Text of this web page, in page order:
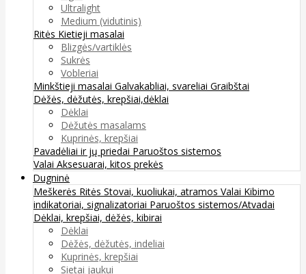
Ultralight
Medium (vidutinis)
Ritės Kietieji masalai
Blizgės/vartiklės
Sukrės
Vobleriai
Minkštieji masalai Galvakabliai, svareliai Graibštai
Dėžės, dėžutės, krepšiai,dėklai
Dėklai
Dėžutės masalams
Kuprinės, krepšiai
Pavadėliai ir jų priedai Paruoštos sistemos
Valai Aksesuarai, kitos prekės
Dugninė
Meškerės Ritės Stovai, kuoliukai, atramos Valai Kibimo
indikatoriai, signalizatoriai Paruoštos sistemos/Atvadai
Dėklai, krepšiai, dėžės, kibirai
Dėklai
Dėžės, dėžutės, indeliai
Kuprinės, krepšiai
Sietai jaukui